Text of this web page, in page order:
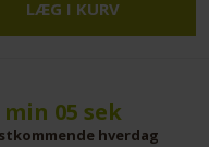
04 sek
hverdag